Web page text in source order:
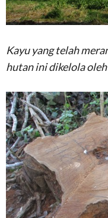
Kayu yang telah
hutan ini dikelola